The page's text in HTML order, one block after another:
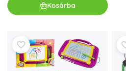
Kosárba